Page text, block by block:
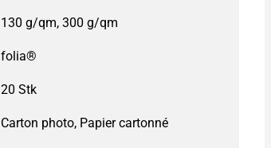
130 g/qm, 300 g/qm
folia®